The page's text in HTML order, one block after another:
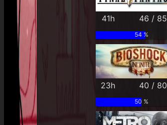
41h 46 / 85
54 %
23h 40 / 80
50 %